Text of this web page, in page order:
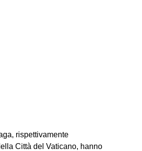
rispettivamente
Città del Vaticano, hanno